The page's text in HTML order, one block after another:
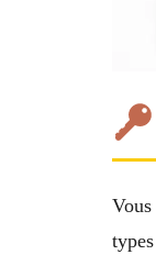
Vous